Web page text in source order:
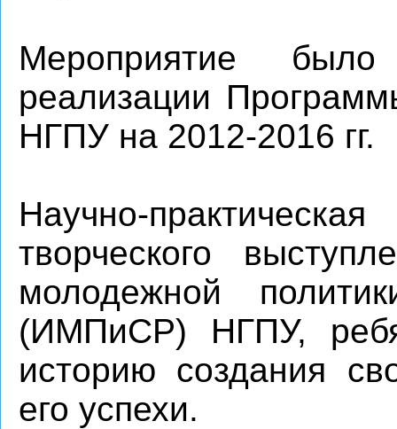
Мероприятие
реализации
НГПУ на 2012-2016 гг.
Научно-
творческого
молодежной
(ИМПиСР) НГПУ,
историю создания
его успехи.